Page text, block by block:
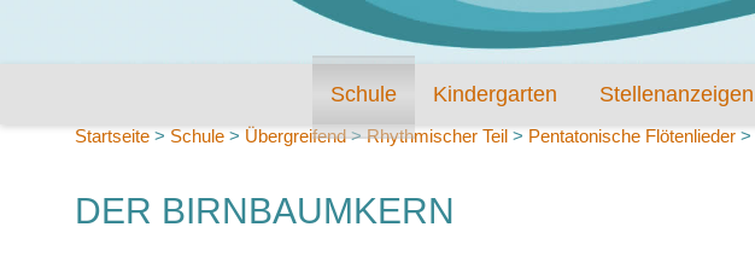
Schule Kindergarten Stellenanzeigen
Startseite > Schule > Übergreifend>Rhythmischer Teil > Pentatonische Flötenlieder >
DER BIRNBAUMKERN